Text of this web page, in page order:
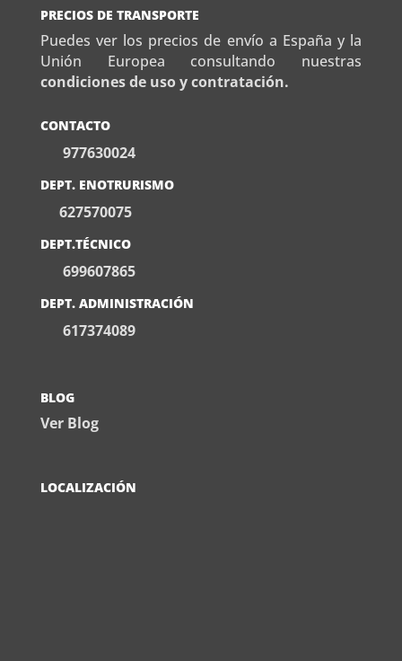
PRECIOS DE TRANSPORTE
Puedes ver los precios de envío a España y la
Unión Europea consultando nuestras
condiciones de uso y contratación.
CONTACTO
977630024
DEPT. ENOTRURISMO
627570075
DEPT.TÉCNICO
699607865
DEPT. ADMINISTRACIÓN
617374089
BLOG
Ver Blog
LOCALIZACIÓN